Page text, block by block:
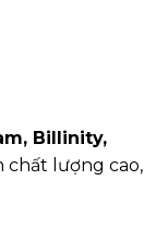
Billinity,
chất lượng cao,